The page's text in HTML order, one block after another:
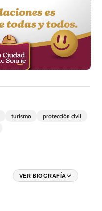
turismo
protección civil
VER BIOGRAFÍA